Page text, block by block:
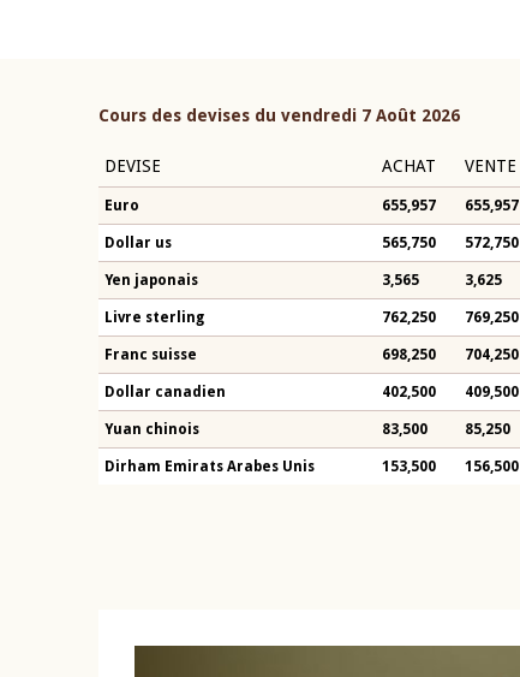
Cours des devises du vendredi 7 Août 2026
DEVISE ACHAT VENTE
Euro 655,957 655,957
Dollar us 565,750 572,750
Yen japonais 3,565 3,625
Livre sterling 762,250 769,250
Franc suisse 698,250 704,250
Dollar canadien 402,500 409,500
Yuan chinois 83,500 85,250
Dirham Emirats Arabes Unis 153,500 156,500